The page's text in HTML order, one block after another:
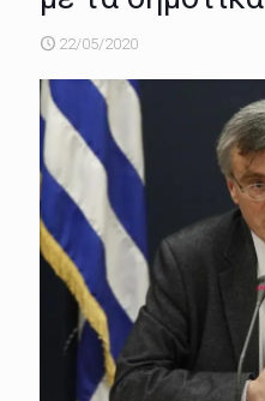
22/05/2020